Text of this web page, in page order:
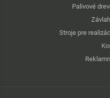
Palivové
Stroje pre